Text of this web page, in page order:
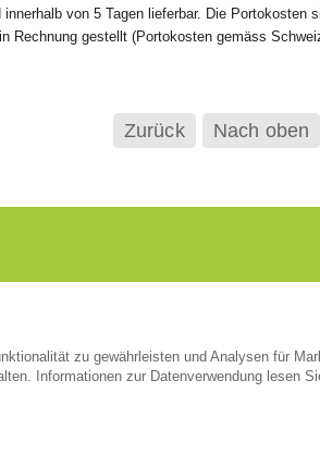
von 5 Tagen lieferbar. Die Portokosten
Rechnung gestellt (Portokosten gemäss
Zurück Nach oben
zu gewährleisten und Analysen für
Informationen zur Datenverwendung lesen